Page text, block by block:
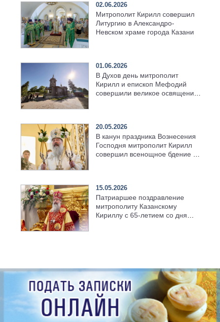
02.06.2026
Митрополит Кирилл совершил
Литургию в Александро-
Невском храме города Казани
01.06.2026
В Духов день митрополит
Кирилл и епископ Мефодий
совершили великое освящение
20.05.2026
В канун праздника Вознесения
Господня митрополит Кирилл
совершил всенощное бдение в
15.05.2026
Патриаршее поздравление
митрополиту Казанскому
Кириллу с 65-летием со дня